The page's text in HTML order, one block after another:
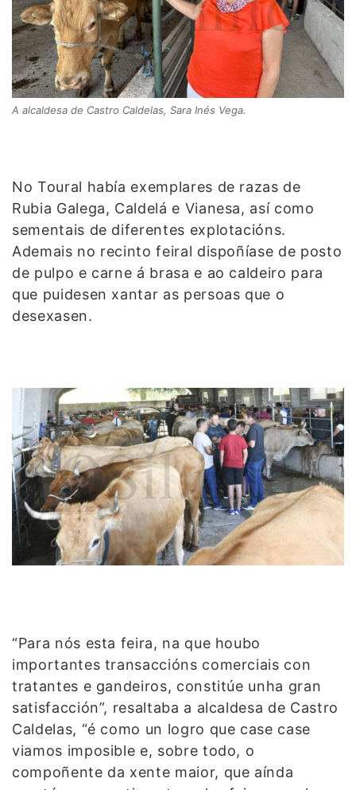
A alcaldesa de Castro Caldelas, Sara Inés Vega.
No Toural había exemplares de razas de
Rubia Galega, Caldelá e Vianesa, así como
sementais de diferentes explotacións.
Ademais no recinto feiral dispoñíase de posto
de pulpo e carne á brasa e ao caldeiro para
que puidesen xantar as persoas que o
desexasen.
“Para nós esta feira, na que houbo
importantes transaccións comerciais con
tratantes e gandeiros, constitúe unha gran
satisfacción”, resaltaba a alcaldesa de Castro
Caldelas, “é como un logro que case case
viamos imposible e, sobre todo, o
compoñente da xente maior, que aínda